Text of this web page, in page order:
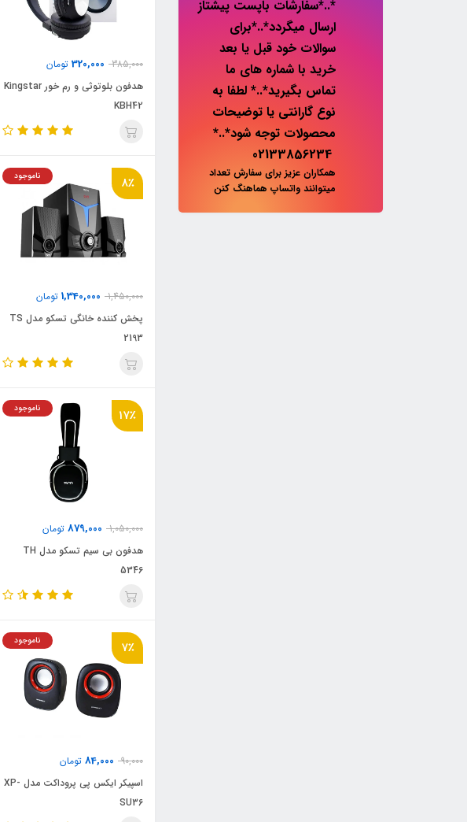
*..*سفارشات باپست پیشتاز
ارسال میگردد*..*برای
سوالات خود قبل یا بعد
خرید با شماره های ما
تماس بگیرید*..* لطفا به
نوع گارانتی یا توضیحات
محصولات توجه شود*..*
همکاران عزیز برای سفارش تعداد
میتوانند واتساپ هماهنگ کنن
385,000
320,000 تومان
هدفون بلوتوثی و رم خور Kingstar
KBH42
8٪
1,450,000
1,340,000 تومان
ناموجود
پخش کننده خانگی تسکو مدل TS
2193
17٪
1,050,000
879,000 تومان
ناموجود
هدفون بی سیم تسکو مدل TH
5346
7٪
90,000
84,000 تومان
ناموجود
اسپیکر ایکس پی پروداکت مدل XP-
SU36